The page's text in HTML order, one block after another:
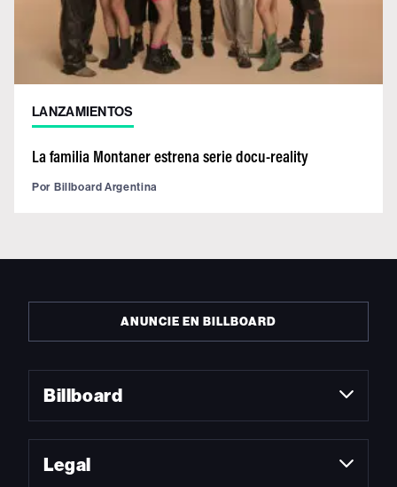
LANZAMIENTOS
La familia Montaner estrena serie docu-reality
Por Billboard Argentina
ANUNCIE EN BILLBOARD
Billboard
Legal